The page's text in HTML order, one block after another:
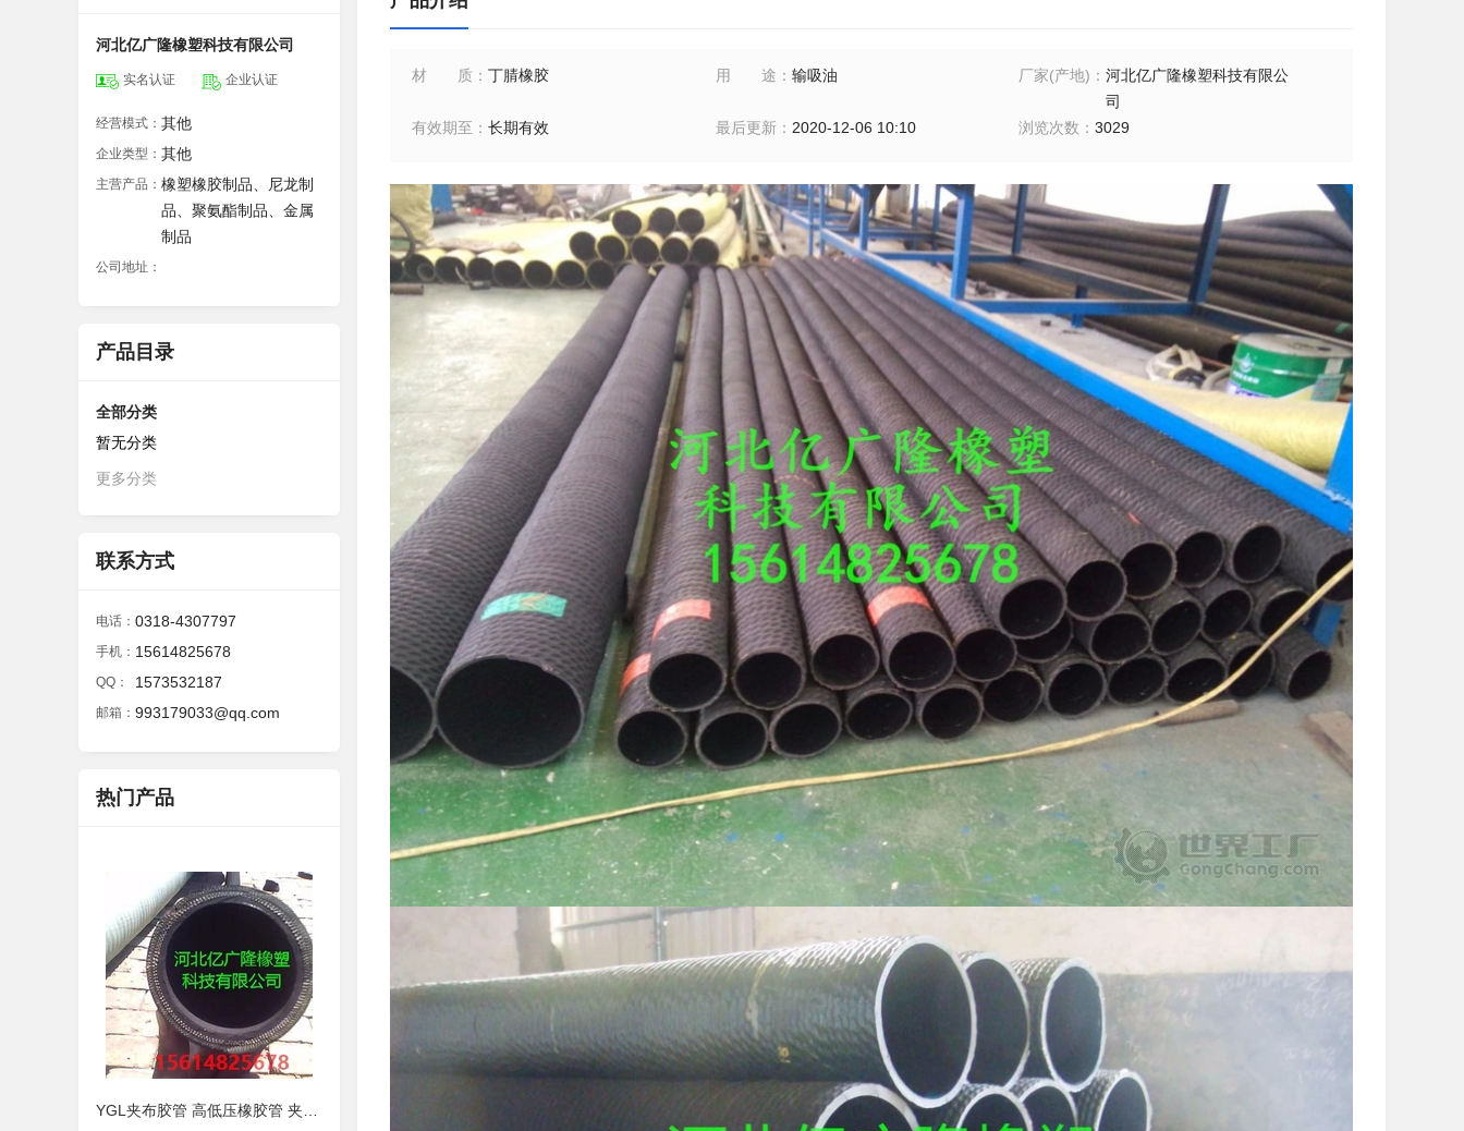
河北亿广隆橡塑科技有限公司
实名认证 企业认证
经营模式： 其他
企业类型： 其他
主营产品： 橡塑橡胶制品、尼龙制
品、聚氨酯制品、金属
制品
公司地址：
产品目录
全部分类
暂无分类
更多分类
联系方式
电话： 0318-4307797
手机： 15614825678
QQ： 1573532187
邮箱： 993179033@qq.com
热门产品
材质 ： 丁腈橡胶 用途 ： 输吸油 厂家(产地) ：河北亿广隆橡塑科技有限公
司
有效期至 ： 长期有效 最后更新： 2020-12-06 10:10 浏览次数 ：3029